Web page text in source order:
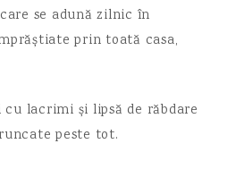
se adună zilnic în
prin toată casa,
lacrimi și lipsă de răbdare
peste tot.